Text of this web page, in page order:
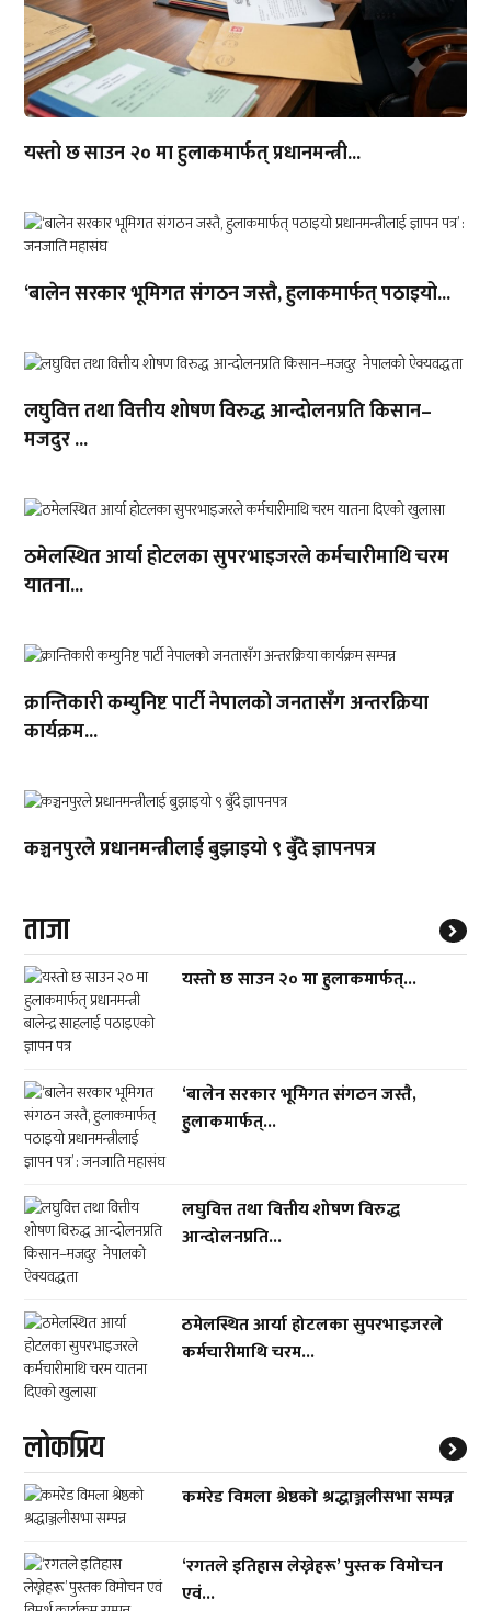
यस्तो छ साउन २० मा हुलाकमार्फत् प्रधानमन्त्री...
‘बालेन सरकार भूमिगत संगठन जस्तै, हुलाकमार्फत् पठाइयो...
लघुवित्त तथा वित्तीय शोषण विरुद्ध आन्दोलनप्रति किसान–
मजदुर ...
ठमेलस्थित आर्या होटलका सुपरभाइजरले कर्मचारीमाथि चरम
यातना...
क्रान्तिकारी कम्युनिष्ट पार्टी नेपालको जनतासँग अन्तरक्रिया
कार्यक्रम...
कञ्चनपुरले प्रधानमन्त्रीलाई बुझाइयो ९ बुँदे ज्ञापनपत्र
ताजा
यस्तो छ साउन २० मा हुलाकमार्फत्...
‘बालेन सरकार भूमिगत संगठन जस्तै,
हुलाकमार्फत्...
लघुवित्त तथा वित्तीय शोषण विरुद्ध
आन्दोलनप्रति...
ठमेलस्थित आर्या होटलका सुपरभाइजरले
कर्मचारीमाथि चरम...
लाेकप्रिय
कमरेड विमला श्रेष्ठको श्रद्धाञ्जलीसभा सम्पन्न
‘रगतले इतिहास लेख्नेहरू’ पुस्तक विमोचन
एवं...